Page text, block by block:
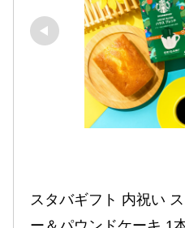
スタバギフト 内祝い